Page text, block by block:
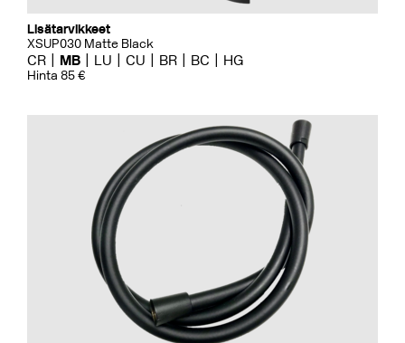
Lisätarvikkeet
XSUP030 Matte Black
CR MB LU CU BR BC HG
Hinta 85 €